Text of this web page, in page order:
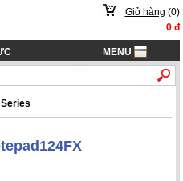
Giỏ hàng (0)
0đ
MENU
Series